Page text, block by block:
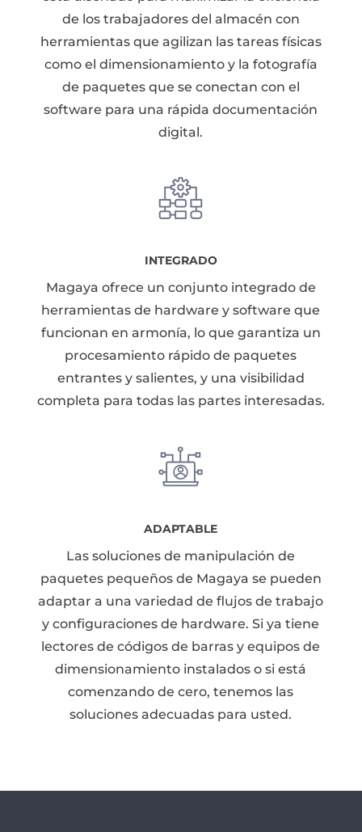
de los trabajadores del almacén con
herramientas que agilizan las tareas físicas
como el dimensionamiento y la fotografía
de paquetes que se conectan con el
software para una rápida documentación
digital.
INTEGRADO
Magaya ofrece un conjunto integrado de
herramientas de hardware y software que
funcionan en armonía, lo que garantiza un
procesamiento rápido de paquetes
entrantes y salientes, y una visibilidad
completa para todas las partes interesadas.
ADAPTABLE
Las soluciones de manipulación de
paquetes pequeños de Magaya se pueden
adaptar a una variedad de flujos de trabajo
y configuraciones de hardware. Si ya tiene
lectores de códigos de barras y equipos de
dimensionamiento instalados o si está
comenzando de cero, tenemos las
soluciones adecuadas para usted.